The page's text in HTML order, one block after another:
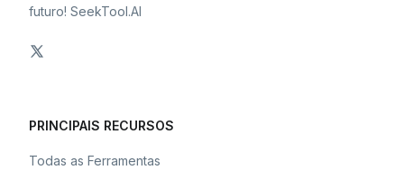
futuro! SeekTool.AI
PRINCIPAIS RECURSOS
Todas as Ferramentas